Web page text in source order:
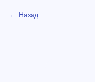
Назад